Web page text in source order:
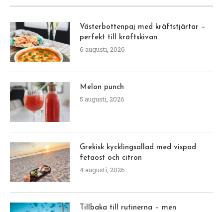
Västerbottenpaj med kräftstjärtar –
perfekt till kräftskivan
6 augusti, 2026
Melon punch
5 augusti, 2026
Grekisk kycklingsallad med vispad
fetaost och citron
4 augusti, 2026
Tillbaka till rutinerna – men